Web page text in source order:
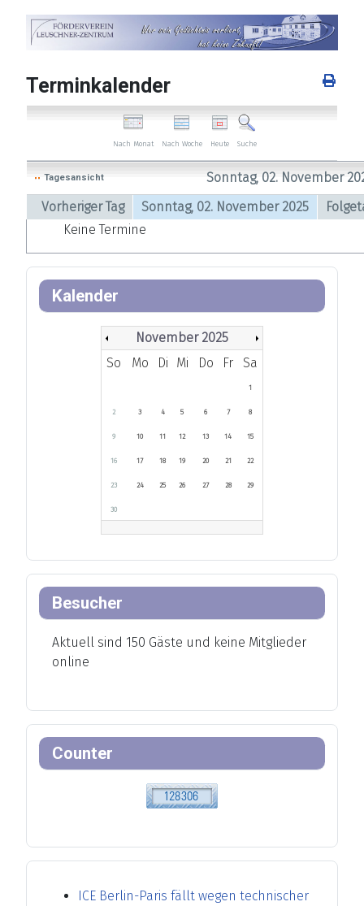
Terminkalender
Nach Monat Nach Woche Heute Suche
Tagesansicht
Sonntag, 02. November
Vorheriger Tag
Sonntag, 02. November 2025
Keine Termine
Kalender
November 2025
So
Mo Di Mi Do Fr Sa
1
2 3 4 5 6 7 8
9 10 11 12 13 14 15
16 17 18 19 20 21 22
23 24 25 26 27 28 29
30
Besucher
Aktuell sind 150 Gäste und keine Mitglieder
online
Counter
ICE Berlin-Paris fällt wegen technischer